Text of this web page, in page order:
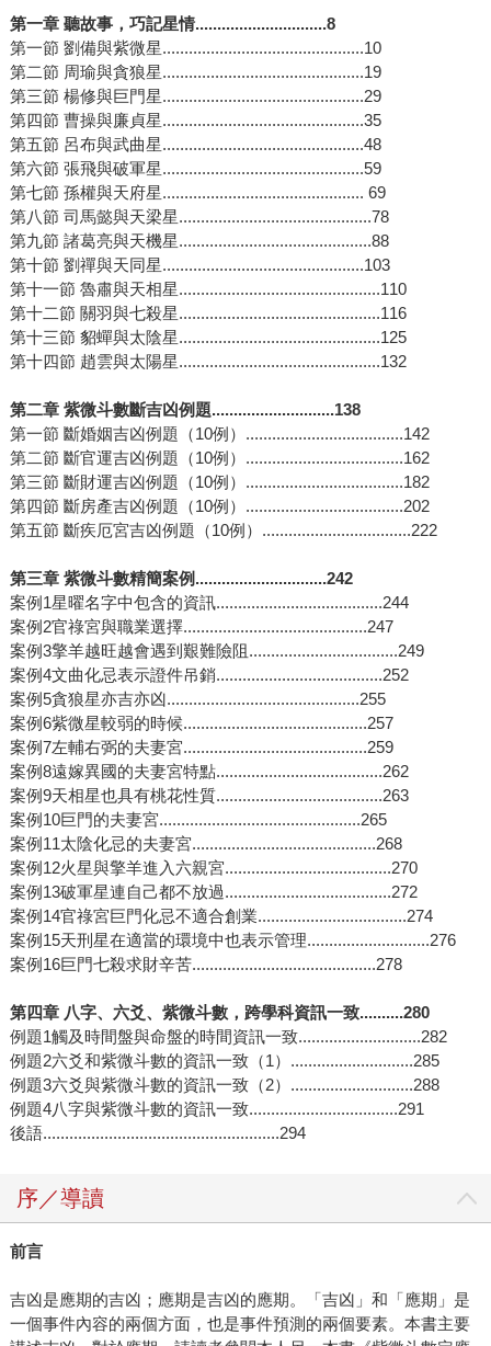
第一章 聽故事，巧記星情..............................8
第一節 劉備與紫微星..............................................10
第二節 周瑜與貪狼星..............................................19
第三節 楊修與巨門星..............................................29
第四節 曹操與廉貞星..............................................35
第五節 呂布與武曲星..............................................48
第六節 張飛與破軍星..............................................59
第七節 孫權與天府星.............................................. 69
第八節 司馬懿與天梁星............................................78
第九節 諸葛亮與天機星............................................88
第十節 劉禪與天同星..............................................103
第十一節 魯肅與天相星..............................................110
第十二節 關羽與七殺星..............................................116
第十三節 貂蟬與太陰星..............................................125
第十四節 趙雲與太陽星..............................................132
第二章 紫微斗數斷吉凶例題............................138
第一節 斷婚姻吉凶例題（10例）....................................142
第二節 斷官運吉凶例題（10例）....................................162
第三節 斷財運吉凶例題（10例）....................................182
第四節 斷房產吉凶例題（10例）....................................202
第五節 斷疾厄宮吉凶例題（10例）..................................222
第三章 紫微斗數精簡案例..............................242
案例1星曜名字中包含的資訊......................................244
案例2官祿宮與職業選擇..........................................247
案例3擎羊越旺越會遇到艱難險阻..................................249
案例4文曲化忌表示證件吊銷......................................252
案例5貪狼星亦吉亦凶............................................255
案例6紫微星較弱的時候..........................................257
案例7左輔右弼的夫妻宮..........................................259
案例8遠嫁異國的夫妻宮特點......................................262
案例9天相星也具有桃花性質......................................263
案例10巨門的夫妻宮..............................................265
案例11太陰化忌的夫妻宮..........................................268
案例12火星與擎羊進入六親宮......................................270
案例13破軍星連自己都不放過......................................272
案例14官祿宮巨門化忌不適合創業..................................274
案例15天刑星在適當的環境中也表示管理............................276
案例16巨門七殺求財辛苦..........................................278
第四章 八字、六爻、紫微斗數，跨學科資訊一致..........280
例題1觸及時間盤與命盤的時間資訊一致............................282
例題2六爻和紫微斗數的資訊一致（1）............................285
例題3六爻與紫微斗數的資訊一致（2）............................288
例題4八字與紫微斗數的資訊一致..................................291
後語......................................................294
序／導讀
前言
吉凶是應期的吉凶；應期是吉凶的應期。「吉凶」和「應期」是
一個事件內容的兩個方面，也是事件預測的兩個要素。本書主要